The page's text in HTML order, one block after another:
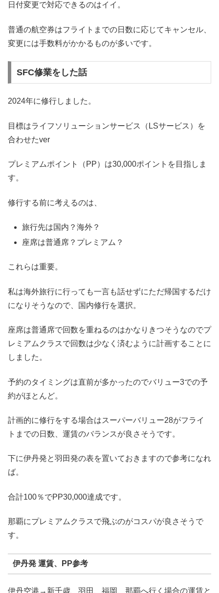
日付変更で対応できるのはイイ。
普通の航空券はフライトまでの日数に応じてキャンセル、
変更には手数料がかかるものが多いです。
SFC修業をした話
2024年に修行しました。
目標はライフソリューションサービス（LSサービス）を
合わせたver
プレミアムポイント（PP）は30,000ポイントを目指しま
す。
修行する前に考えるのは、
旅行先は国内？海外？
座席は普通席？プレミアム？
これらは重要。
私は海外旅行に行っても一言も話せずにただ帰国するだけ
になりそうなので、国内修行を選択。
座席は普通席で回数を重ねるのはかなりきつそうなのでプ
レミアムクラスで回数は少なく済むように計画することに
しました。
予約のタイミングは直前が多かったのでバリュー3での予
約がほとんど。
計画的に修行をする場合はスーパーバリュー28がフライ
トまでの日数、運賃のバランスが良さそうです。
下に伊丹発と羽田発の表を置いておきますので参考になれ
ば。
合計100％でPP30,000達成です。
那覇にプレミアムクラスで飛ぶのがコスパが良さそうで
す。
伊丹発 運賃、PP参考
伊丹空港→新千歳、羽田、福岡、那覇へ行く場合の運賃と